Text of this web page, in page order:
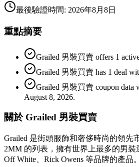
最後驗證時間: 2026年8月8日
重點摘要
Grailed 男裝買賣 offers 1
Grailed 男裝買賣 has 1 deal
Grailed 男裝買賣 coupon data
August 8, 2026.
關於 Grailed 男裝買賣
Grailed 是街頭服飾和奢侈時尚的領先
2MM 的列表，擁有世界上最多的男裝
Off White、Rick Owens 等品牌的產品。